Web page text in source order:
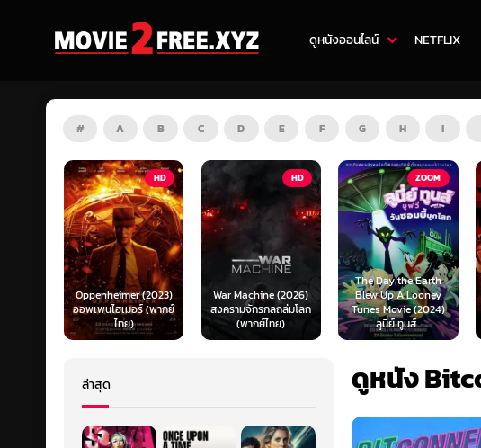
ดูหนังออนไลน์ NETFLIX
# A B C D E F G H I
HD
War Machine (2026)
สงครามจักรกลถล่มโลก
(พากย์ไทย)
ZOOM
The Day the Earth
Blew Up A Looney
Tunes Movie (2024)
ลูนี่ย์ ทูนส์...
HD
Our House (2025)
ข้างบ้าน
ดูหนัง
ล่าสุด